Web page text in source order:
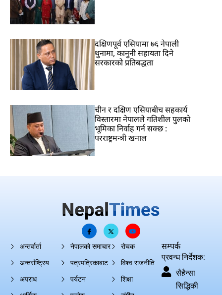
दक्षिणपूर्व एसियामा ७६ नेपाली
थुनामा, कानुनी सहायता दिने
सरकारको प्रतिबद्धता
चीन र दक्षिण एसियाबीच सहकार्य
विस्तारमा नेपालले गतिशील पुलको
भूमिका निर्वाह गर्न सक्छ :
परराष्ट्रमन्त्री खनाल
अन्तर्वार्ता
अन्तर्राष्ट्रिय
अपराध
नेपालको समाचार
पत्रपत्रिकाबाट
पर्यटन
रोचक
विश्व राजनीति
शिक्षा
सम्पर्क
प्रवन्ध निर्देशक:
सैहैन्सा
सिद्धिकी